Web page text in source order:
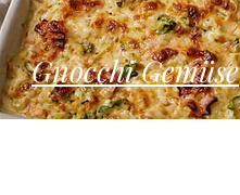
Gnocchi Gemüse